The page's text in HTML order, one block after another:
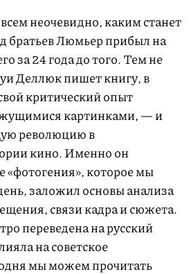
неочевидно, каким станет
братьев Люмьер прибыл на
за 24 года до того. Тем не
Деллюк пишет книгу, в
критический опыт
картинками, — и
революцию в
кино. Именно он
которое мы
заложил основы анализа
связи кадра и сюжета.
переведена на русский
на советское
мы можем прочитать